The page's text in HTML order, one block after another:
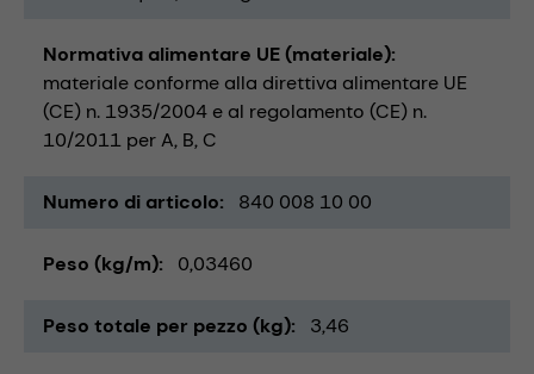
Normativa alimentare UE (materiale)
materiale conforme alla direttiva alimentare UE
(CE) n. 1935/2004 e al regolamento (CE) n.
10/2011 per A, B, C
Numero di articolo 840 008 10 00
Peso (kg/m) 0,03460
Peso totale per pezzo (kg) 3,46